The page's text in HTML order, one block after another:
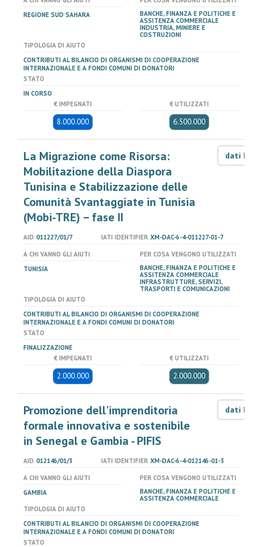
REGIONE SUD SAHARA
BANCHE, FINANZA E POLITICHE E
ASSITENZA COMMERCIALE
INDUSTRIA, MINIERE E
COSTRUZIONI
TIPOLOGIA DI AIUTO
CONTRIBUTI AL BILANCIO DI ORGANISMI DI COOPERAZIONE
INTERNAZIONALE E A FONDI COMUNI DI DONATORI
STATO
IN CORSO
€ IMPEGNATI
8.000.000
€ UTILIZZATI
6.500.000
La Migrazione come Risorsa:
Mobilitazione della Diaspora
Tunisina e Stabilizzazione delle
Comunità Svantaggiate in Tunisia
(Mobi-TRE) – fase II
dati LOD
AID 011227/01/7 IATI IDENTIFIER XM-DAC-6-4-011227-01-7
A CHI VANNO GLI AIUTI
TUNISIA
PER COSA VENGONO UTILIZZATI
BANCHE, FINANZA E POLITICHE E
ASSITENZA COMMERCIALE
INFRASTRUTTURE, SERVIZI,
TRASPORTI E COMUNICAZIONI
TIPOLOGIA DI AIUTO
CONTRIBUTI AL BILANCIO DI ORGANISMI DI COOPERAZIONE
INTERNAZIONALE E A FONDI COMUNI DI DONATORI
STATO
FINALIZZAZIONE
€ IMPEGNATI
2.000.000
€ UTILIZZATI
2.000.000
Promozione dell'imprenditoria
formale innovativa e sostenibile
in Senegal e Gambia - PIFIS
dati LOD
AID 012146/01/3 IATI IDENTIFIER XM-DAC-6-4-012146-01-3
A CHI VANNO GLI AIUTI
GAMBIA
PER COSA VENGONO UTILIZZATI
BANCHE, FINANZA E POLITICHE E
ASSITENZA COMMERCIALE
TIPOLOGIA DI AIUTO
CONTRIBUTI AL BILANCIO DI ORGANISMI DI COOPERAZIONE
INTERNAZIONALE E A FONDI COMUNI DI DONATORI
STATO